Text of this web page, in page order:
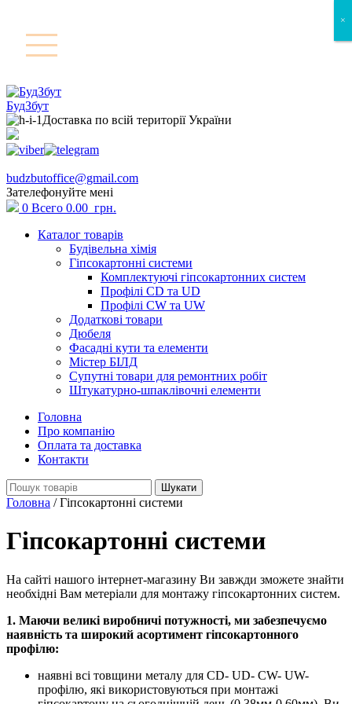
БудЗбут
Доставка по всій території України
budzbutoffice@gmail.com
Зателефонуйте мені
0 Всего 0.00 грн.
Каталог товарів
Будівельна хімія
Гіпсокартонні системи
Комплектуючі гіпсокартонних систем
Профілі CD та UD
Профілі CW та UW
Додаткові товари
Дюбеля
Фасадні кути та елементи
Містер БІЛД
Супутні товари для ремонтних робіт
Штукатурно-шпаклівочні елементи
Головна
Про компанію
Оплата та доставка
Контакти
Search
for:
Головна /Гіпсокартонні системи
Гіпсокартонні системи
На сайті нашого інтернет-магазину Ви завжди зможете знайти
необхідні Вам метеріали для монтажу гіпсокартонних систем.
1. Маючи великі виробничі потужності, ми забезпечуємо
наявність та широкий асортимент гіпсокартонного
профілю:
наявні всі товщини металу для CD- UD- CW- UW-
профілю, які використовуються при монтажі
×
×